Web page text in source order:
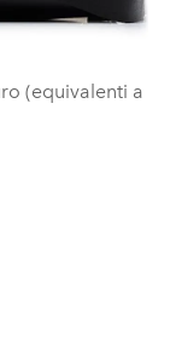
(equivalenti a